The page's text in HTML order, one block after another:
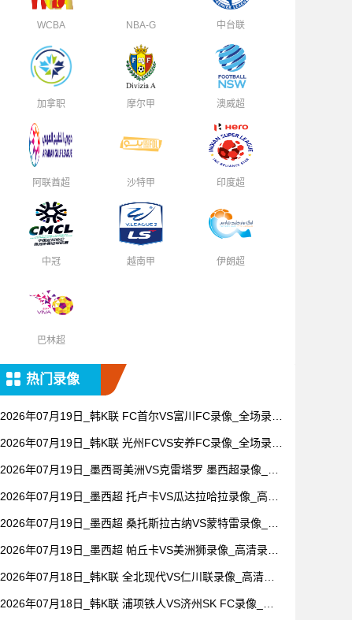
WCBA NBA-G 中台联
加拿职 摩尔甲 澳威超
阿联酋超 沙特甲 印度超
中冠 越南甲 伊朗超
巴林超
热门录像
2026年07月19日_韩K联 FC首尔VS富川FC录像_全场录像
2026年07月19日_韩K联 光州FCVS安养FC录像_全场录像
2026年07月19日_墨西哥美洲VS克雷塔罗 墨西超录像_全
2026年07月19日_墨西超 托卢卡VS瓜达拉哈拉录像_高清
2026年07月19日_墨西超 桑托斯拉古纳VS蒙特雷录像_全
2026年07月19日_墨西超 帕丘卡VS美洲狮录像_高清录像
2026年07月18日_韩K联 全北现代VS仁川联录像_高清录
2026年07月18日_韩K联 浦项铁人VS济州SK FC录像_全